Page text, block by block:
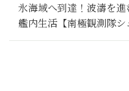
氷海域へ到達！波濤を
艦内生活【南極観測隊
2】